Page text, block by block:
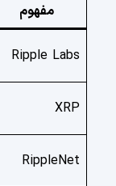
مفهوم
Ripple Labs
XRP
RippleNet